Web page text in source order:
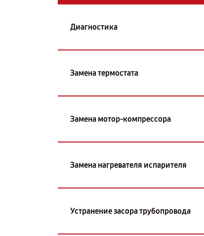
Диагностика
Замена термостата
Замена мотор-компрессора
Замена нагревателя испарителя
Устранение засора трубопровода